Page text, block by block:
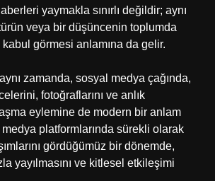
yaymakla sınırlı değildir; aynı
veya bir düşüncenin toplumda
görmesi anlamına da gelir.
zamanda, sosyal medya çağında,
fotoğraflarını ve anlık
eylemine de modern bir anlam
medya platformlarında sürekli olarak
gördüğümüz bir dönemde,
yayılmasını ve kitlesel etkileşimi